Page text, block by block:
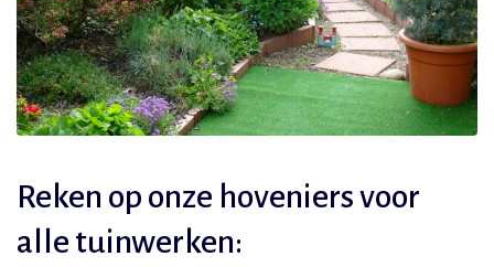
Reken op onze hoveniers voor
alle tuinwerken: